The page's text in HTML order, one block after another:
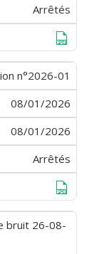
Arrêtés
n°2026-01
08/01/2026
08/01/2026
Arrêtés
bruit 26-08-